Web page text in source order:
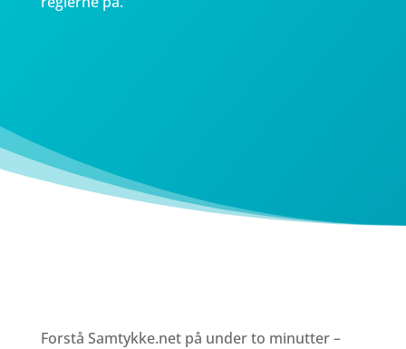
Forstå Samtykke.net på under to minutter –